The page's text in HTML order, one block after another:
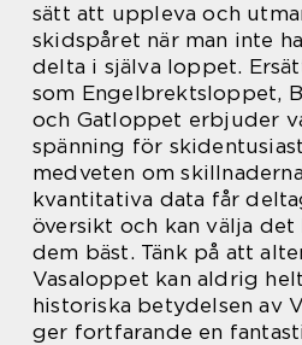
sätt att uppleva och
skidspåret när man inte
delta i själva loppet.
som Engelbrektsloppet,
och Gatloppet erbjuder
spänning för
medveten om
kvantitativa data får
översikt och kan välja det
dem bäst. Tänk på att
Vasaloppet kan aldrig
historiska betydelsen av
ger fortfarande en